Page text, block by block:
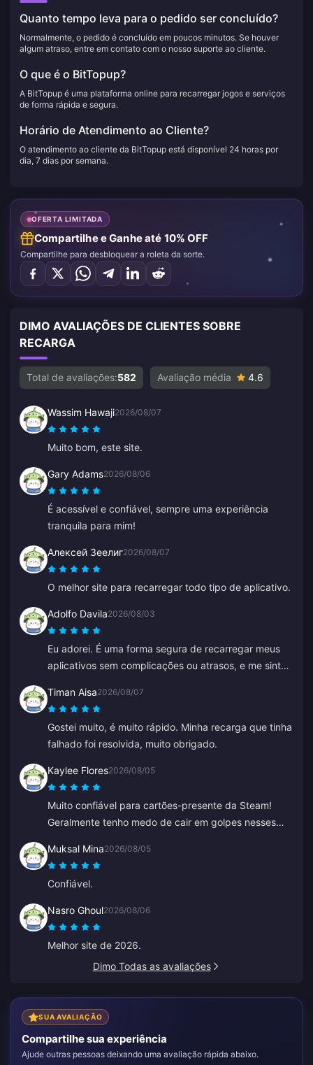
Quanto tempo leva para o pedido ser concluído?
Normalmente, o pedido é concluído em poucos minutos. Se houver
algum atraso, entre em contato com o nosso suporte ao cliente.
O que é o BitTopup?
A BitTopup é uma plataforma online para recarregar jogos e serviços
de forma rápida e segura.
Horário de Atendimento ao Cliente?
O atendimento ao cliente da BitTopup está disponível 24 horas por
dia, 7 dias por semana.
OFERTA LIMITADA
Compartilhe e Ganhe até 10% OFF
Compartilhe para desbloquear a roleta da sorte.
DIMO AVALIAÇÕES DE CLIENTES SOBRE
RECARGA
Total de avaliações:582 Avaliação média 4.6
Wassim Hawaji2026/08/07
Muito bom, este site.
Gary Adams2026/08/06
É acessível e confiável, sempre uma experiência
tranquila para mim!
Алексей Зеелиг2026/08/07
O melhor site para recarregar todo tipo de aplicativo.
Adolfo Davila2026/08/03
Eu adorei. É uma forma segura de recarregar meus
aplicativos sem complicações ou atrasos, e me sinto
Timan Aisa2026/08/07
Gostei muito, é muito rápido. Minha recarga que tinha
falhado foi resolvida, muito obrigado.
Kaylee Flores2026/08/05
Muito confiável para cartões-presente da Steam!
Geralmente tenho medo de cair em golpes nesses
Recomendo 10/10.
Muksal Mina2026/08/05
Confiável.
Nasro Ghoul2026/08/06
Melhor site de 2026.
Dimo Todas as avaliações
SUA AVALIAÇÃO
Compartilhe sua experiência
Ajude outras pessoas deixando uma avaliação rápida abaixo.